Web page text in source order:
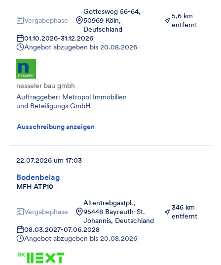
Vergabephase
Gottesweg 56-64,
50969 Köln,
Deutschland
5,6 km
entfernt
01.10.2026-31.12.2026
Angebot abzugeben bis 20.08.2026
nesseler bau gmbh
Auftraggeber: Metropol Immobilien
und Beteiligungs GmbH
Ausschreibung anzeigen
Bodenbelag
MFH ATP10
22.07.2026 um 17:03
Vergabephase
Altentrebgastpl.,
95448 Bayreuth-St.
Johannis, Deutschland
346 km
entfernt
08.03.2027-07.06.2028
Angebot abzugeben bis 20.08.2026